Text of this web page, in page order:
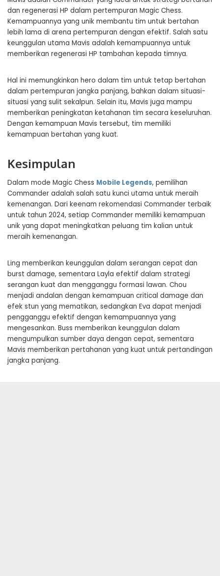
dan regenerasi HP dalam pertempuran Magic Chess.
Kemampuannya yang unik membantu tim untuk bertahan
lebih lama di arena pertempuran dengan efektif. Salah satu
keunggulan utama Mavis adalah kemampuannya untuk
memberikan regenerasi HP tambahan kepada timnya.
Hal ini memungkinkan hero dalam tim untuk tetap bertahan
dalam pertempuran jangka panjang, bahkan dalam situasi-
situasi yang sulit sekalpun. Selain itu, Mavis juga mampu
memberikan peningkatan ketahanan tim secara keseluruhan.
Dengan kemampuan Mavis tersebut, tim memiliki
kemampuan bertahan yang kuat.
Kesimpulan
Dalam mode Magic Chess Mobile Legends, pemilihan
Commander adalah salah satu kunci utama untuk meraih
kemenangan. Dari keenam rekomendasi Commander terbaik
untuk tahun 2024, setiap Commander memiliki kemampuan
unik yang dapat meningkatkan peluang tim kalian untuk
meraih kemenangan.
Ling memberikan keunggulan dalam serangan cepat dan
burst damage, sementara Layla efektif dalam strategi
serangan kuat dan mengganggu formasi lawan. Chou
menjadi andalan dengan kemampuan critical damage dan
efek stun yang mematikan, sedangkan Eva dapat menjadi
pengganggu efektif dengan kemampuannya yang
mengesankan. Buss memberikan keunggulan dalam
mengumpulkan sumber daya dengan cepat, sementara
Mavis memberikan pertahanan yang kuat untuk pertandingan
jangka panjang.